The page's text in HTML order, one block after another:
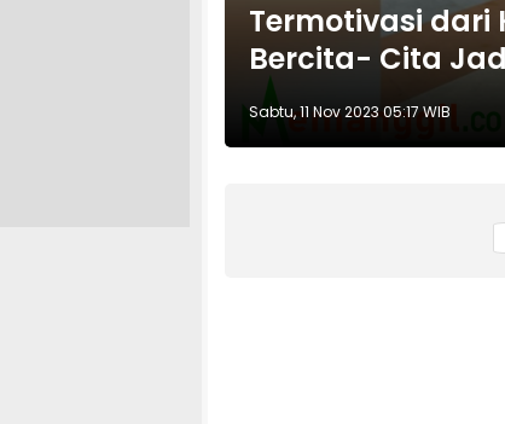
Termotivasi dari
Bercita- Cita
Sabtu, 11 Nov 2023 05:17 WIB